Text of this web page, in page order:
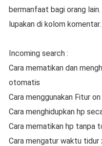
bermanfaat bagi orang
lupakan di kolom komentar.
Incoming search :
Cara mematikan dan
otomatis
Cara menggunakan Fitur
Cara menghidupkan hp
Cara mematikan hp tanpa
Cara mengatur waktu tidur